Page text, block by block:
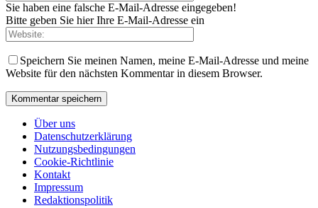
Sie haben eine falsche E-Mail-Adresse eingegeben!
Bitte geben Sie hier Ihre E-Mail-Adresse ein
Speichern Sie meinen Namen, meine E-Mail-Adresse und meine
Website für den nächsten Kommentar in diesem Browser.
Über uns
Datenschutzerklärung
Nutzungsbedingungen
Cookie-Richtlinie
Kontakt
Impressum
Redaktionspolitik